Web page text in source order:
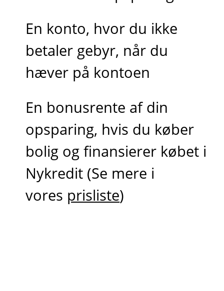
En konto, hvor du ikke
betaler gebyr, når du
hæver på kontoen
En bonusrente af din
opsparing, hvis du køber
bolig og finansierer købet i
Nykredit (Se mere i
vores prisliste)